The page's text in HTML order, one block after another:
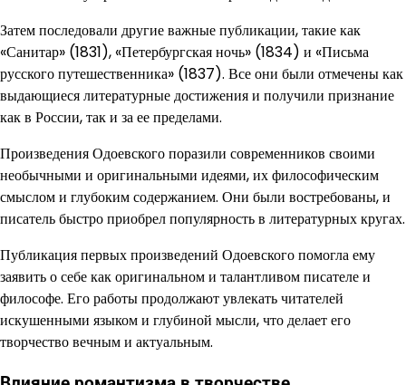
Затем последовали другие важные публикации, такие как
«Санитар» (1831), «Петербургская ночь» (1834) и «Письма
русского путешественника» (1837). Все они были отмечены как
выдающиеся литературные достижения и получили признание
как в России, так и за ее пределами.
Произведения Одоевского поразили современников своими
необычными и оригинальными идеями, их философическим
смыслом и глубоким содержанием. Они были востребованы, и
писатель быстро приобрел популярность в литературных кругах.
Публикация первых произведений Одоевского помогла ему
заявить о себе как оригинальном и талантливом писателе и
философе. Его работы продолжают увлекать читателей
искушенными языком и глубиной мысли, что делает его
творчество вечным и актуальным.